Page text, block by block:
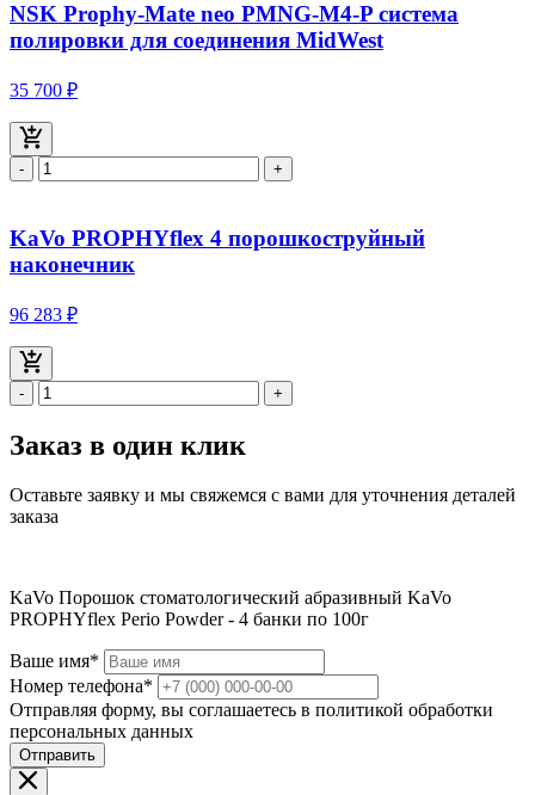
NSK Prophy-Mate neo PMNG-M4-P система
полировки для соединения MidWest
35 700 ₽
- +
KaVo PROPHYflex 4 порошкоструйный
наконечник
96 283 ₽
- +
Заказ в один клик
Оставьте заявку и мы свяжемся с вами для уточнения деталей
заказа
KaVo Порошок стоматологический абразивный KaVo
PROPHYflex Perio Powder - 4 банки по 100г
Ваше имя*
Номер телефона*
Отправляя форму, вы соглашаетесь в политикой обработки
персональных данных
Отправить